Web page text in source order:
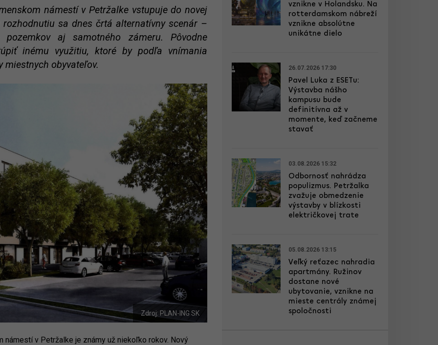
námestí v Petržalke vstupuje do novej
sa dnes črtá alternatívny scenár –
aj samotného zámeru. Pôvodne
inému využitiu, ktoré by podľa vnímania
miestnych obyvateľov.
Zdroj: PLAN-ING SK
námestí v Petržalke je známy už niekoľko rokov. Nový
vznikne v Holandsku. Na
rotterdamskom nábreží
vznikne absolútne
unikátne dielo
26.07.2026 17:30
Pavel Luka z ESETu:
Výstavba nášho
kampusu bude
definitívna až v
momente, keď začneme
stavať
03.08.2026 15:32
Odbornosť nahrádza
populizmus. Petržalka
zvažuje obmedzenie
výstavby v blízkosti
električkovej trate
05.08.2026 13:15
Veľký reťazec nahradia
apartmány. Ružinov
dostane nové
ubytovanie, vznikne na
mieste centrály známej
spoločnosti